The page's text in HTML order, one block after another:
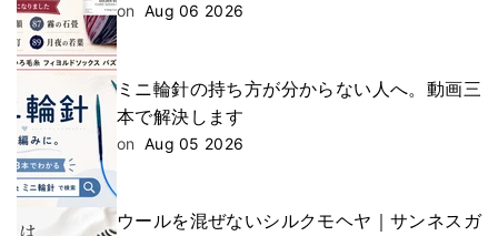
on Aug 06 2026
ミニ輪針の持ち方が分からない人へ。動画三
本で解決します
on Aug 05 2026
ウールを混ぜないシルクモヘヤ｜サンネスガ